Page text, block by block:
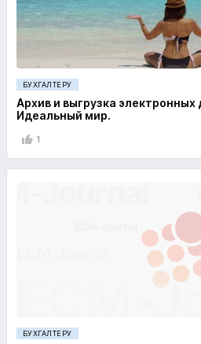
БУХГАЛТЕРУ
Архив и выгрузка
Идеальный мир.
1
БУХГАЛТЕРУ